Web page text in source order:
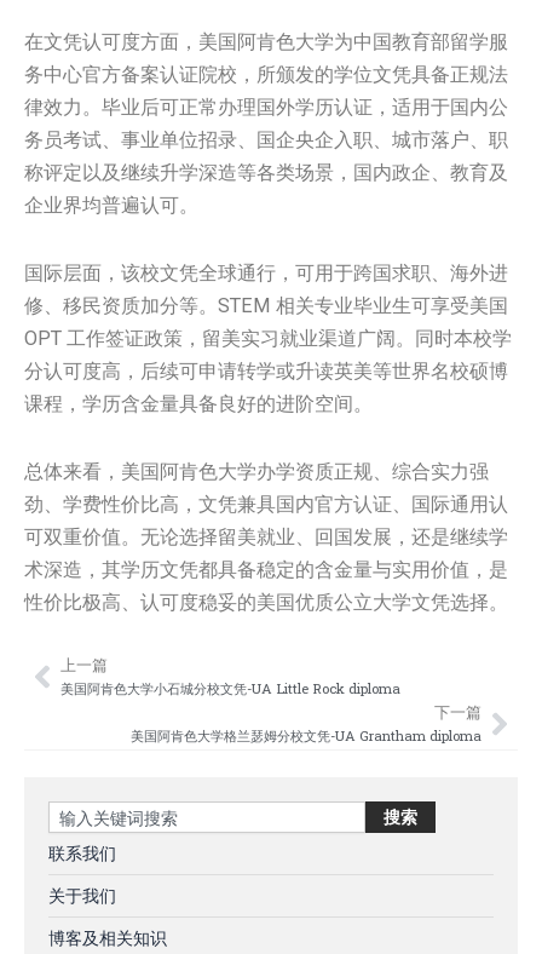
在文凭认可度方面，美国阿肯色大学为中国教育部留学服
务中心官方备案认证院校，所颁发的学位文凭具备正规法
律效力。毕业后可正常办理国外学历认证，适用于国内公
务员考试、事业单位招录、国企央企入职、城市落户、职
称评定以及继续升学深造等各类场景，国内政企、教育及
企业界均普遍认可。
国际层面，该校文凭全球通行，可用于跨国求职、海外进
修、移民资质加分等。STEM 相关专业毕业生可享受美国
OPT 工作签证政策，留美实习就业渠道广阔。同时本校学
分认可度高，后续可申请转学或升读英美等世界名校硕博
课程，学历含金量具备良好的进阶空间。
总体来看，美国阿肯色大学办学资质正规、综合实力强
劲、学费性价比高，文凭兼具国内官方认证、国际通用认
可双重价值。无论选择留美就业、回国发展，还是继续学
术深造，其学历文凭都具备稳定的含金量与实用价值，是
性价比极高、认可度稳妥的美国优质公立大学文凭选择。
Prev
上一篇
美国阿肯色大学小石城分校文凭-UA Little Rock diploma
下一篇
美国阿肯色大学格兰瑟姆分校文凭-UA Grantham diploma
Search 搜索
联系我们
关于我们
博客及相关知识